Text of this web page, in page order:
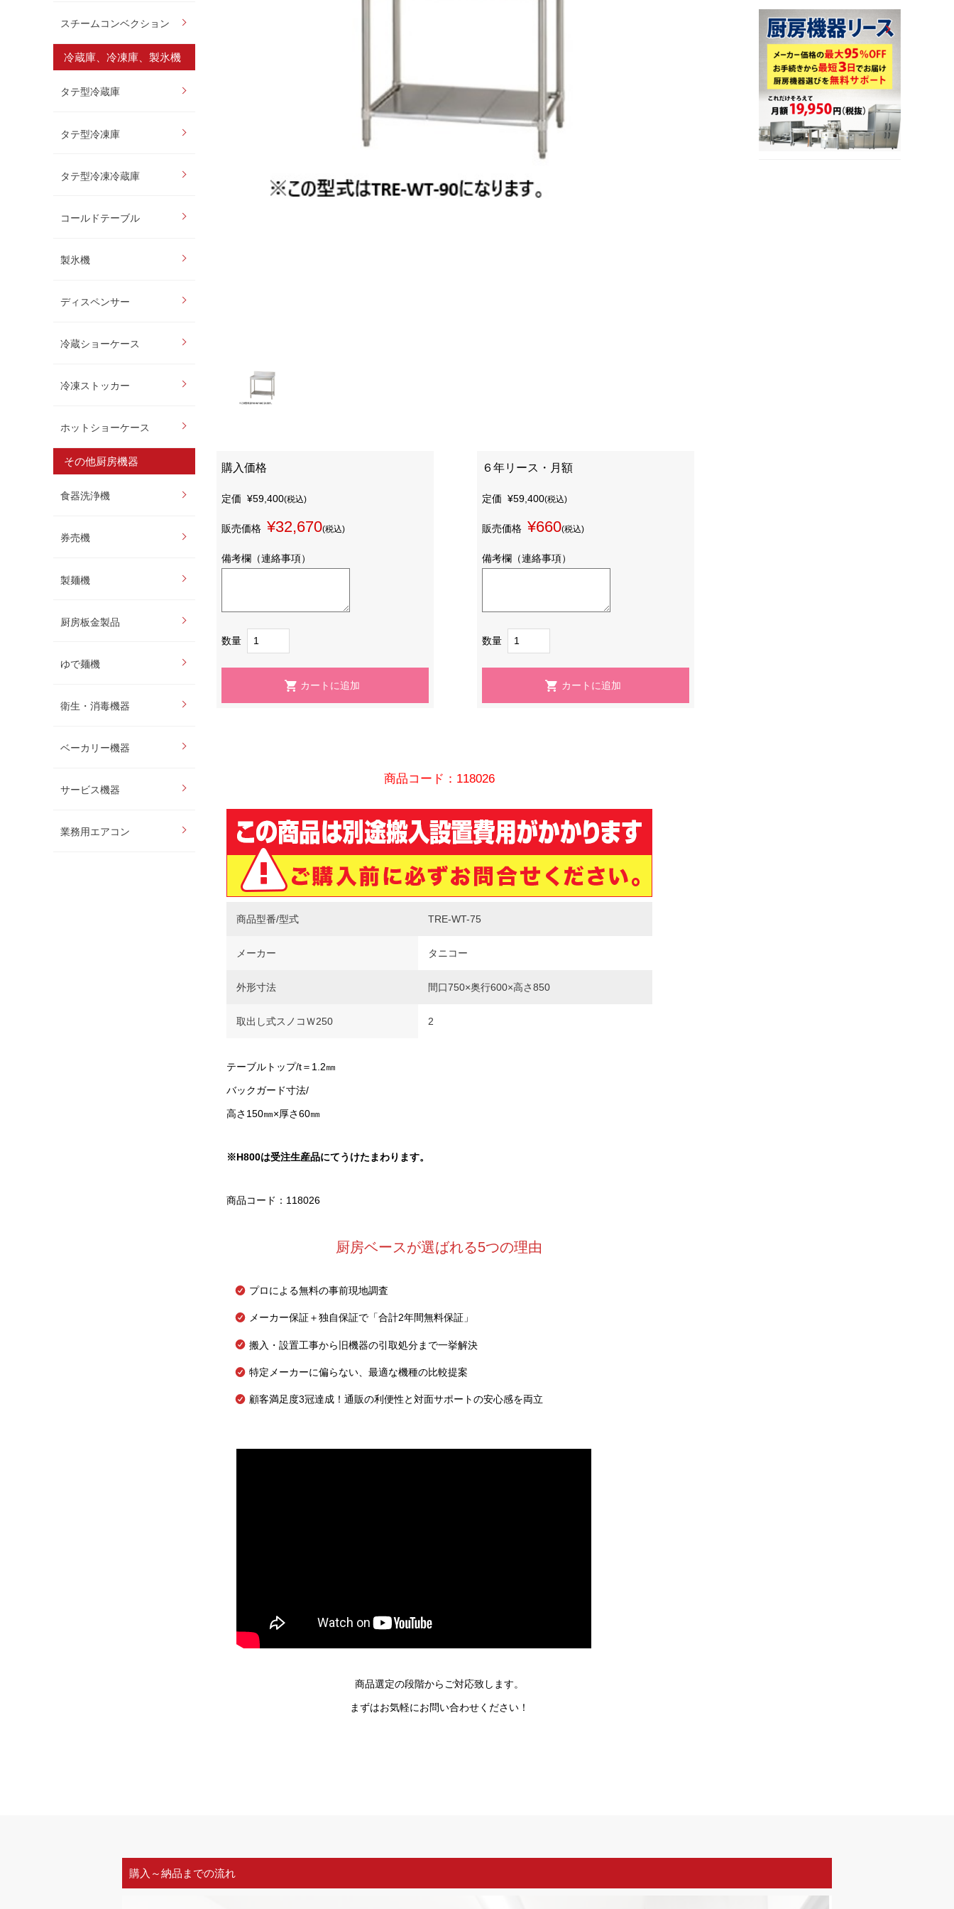
スチームコンベクション
冷蔵庫、冷凍庫、製氷機
タテ型冷蔵庫
タテ型冷凍庫
タテ型冷凍冷蔵庫
コールドテーブル
製氷機
ディスペンサー
冷蔵ショーケース
冷凍ストッカー
ホットショーケース
その他厨房機器
食器洗浄機
券売機
製麺機
厨房板金製品
ゆで麺機
衛生・消毒機器
ベーカリー機器
サービス機器
業務用エアコン
購入価格
定価 ¥59,400(税込)
販売価格 ¥32,670(税込)
備考欄（連絡事項）
数量
６年リース・月額
定価 ¥59,400(税込)
販売価格 ¥660(税込)
備考欄（連絡事項）
数量
商品コード：118026
商品型番/型式 TRE-WT-75
メーカー タニコー
外形寸法 間口750×奥行600×高さ850
取出し式スノコＷ250 2
テーブルトップ/t＝1.2㎜
バックガード寸法/
高さ150㎜×厚さ60㎜
※H800は受注生産品にてうけたまわります。
商品コード：118026
厨房ベースが選ばれる5つの理由
プロによる無料の事前現地調査
メーカー保証＋独自保証で「合計2年間無料保証」
搬入・設置工事から旧機器の引取処分まで一挙解決
特定メーカーに偏らない、最適な機種の比較提案
顧客満足度3冠達成！通販の利便性と対面サポートの安心感を両立
商品選定の段階からご対応致します。
まずはお気軽にお問い合わせください！
購入～納品までの流れ